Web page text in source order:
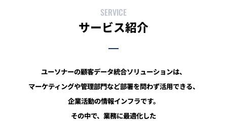
SERVICE
サービス紹介
ユーソナーの顧客データ統合ソリューションは、
マーケティングや管理部門など部署を問わず活用できる、
企業活動の情報インフラです。
その中で、業務に最適化した